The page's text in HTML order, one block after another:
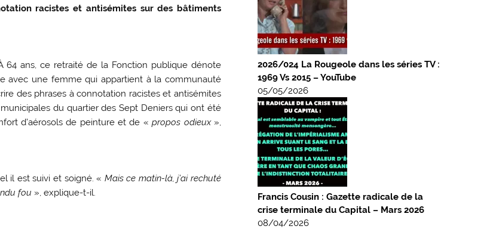
racistes et antisémites sur des bâtiments
64 ans, ce retraité de la Fonction publique dénote
avec une femme qui appartient à la communauté
des phrases à connotation racistes et antisémites
du quartier des Sept Deniers qui ont été
d’aérosols de peinture et de «propos odieux»,
il est suivi et soigné. « Mais ce matin-là, j’ai rechuté
fou », explique-t-il.
2026/024 La Rougeole dans les séries TV :
1969 Vs 2015 – YouTube
05/05/2026
Francis Cousin : Gazette radicale de la
crise terminale du Capital – Mars 2026
08/04/2026